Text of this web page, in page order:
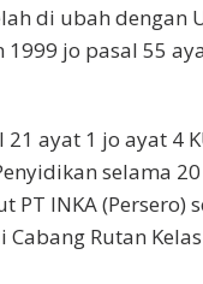
di ubah dengan
jo pasal 55
ayat 1 jo ayat 4
selama
INKA (Persero)
Rutan